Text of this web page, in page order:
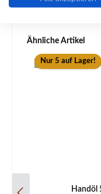
Produktgalerie
Ähnliche Artikel
Nur 5 auf Lager!
Handöl